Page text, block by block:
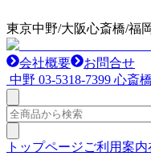
東京中野/大阪心斎橋/福
会社概要
お問合せ
中野 03-5318-7399 心斎橋
トップページご利用案内